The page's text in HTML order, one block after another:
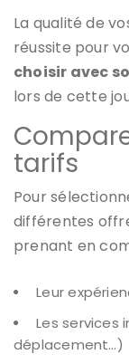
La qualité de
réussite pour
choisir avec
lors de cette
tarifs
Pour
différentes
prenant en
Leur
Les services
déplacement…)